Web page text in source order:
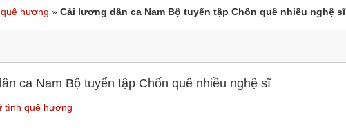
hương » Cải lương dân ca Nam Bộ tuyển tập Chốn quê nhiều nghệ sĩ
ca Nam Bộ tuyển tập Chốn quê nhiều nghệ sĩ
tình quê hương